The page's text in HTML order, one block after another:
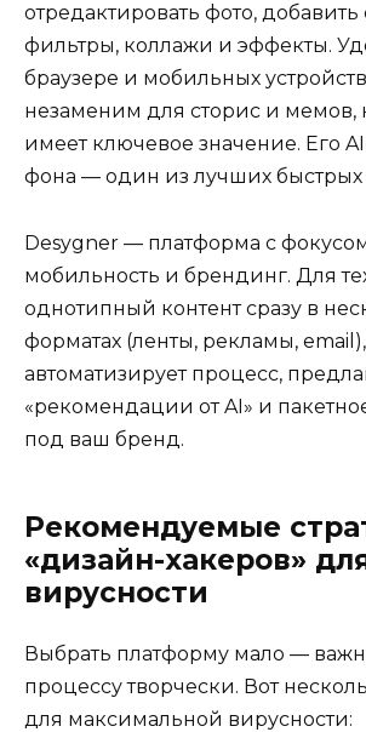
отредактировать фото,
фильтры, коллажи и эффекты.
браузере и мобильных
незаменим для сторис и мемов,
имеет ключевое значение. Его
фона — один из лучших быстрых
Desygner — платформа с
мобильность и брендинг. Для
однотипный контент сразу в
форматах (ленты, рекламы,
автоматизирует процесс,
«рекомендации от AI» и
под ваш бренд.
Рекомендуемые
«дизайн-хакеров»
вирусности
Выбрать платформу мало —
процессу творчески. Вот
для максимальной вирусности: